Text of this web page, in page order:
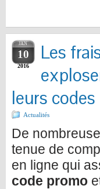
JAN
10
2016
Les
leurs
Actualités
De
tenue de
en ligne qui
code promo